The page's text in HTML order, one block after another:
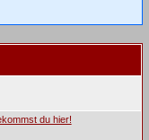
du hier!